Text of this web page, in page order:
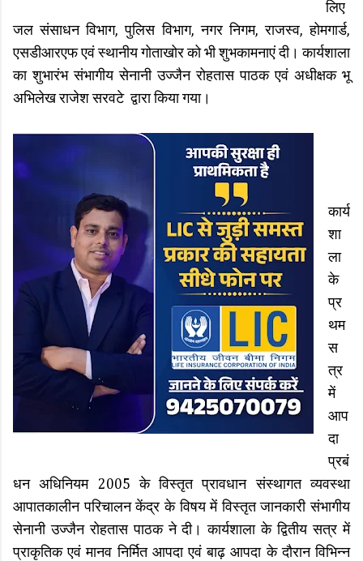
लिए
जल संसाधन विभाग, पुलिस विभाग, नगर निगम, राजस्व, होमगार्ड,
एसडीआरएफ एवं स्थानीय गोताखोर को भी शुभकामनाएं दी। कार्यशाला
का शुभारंभ संभागीय सेनानी उज्जैन रोहतास पाठक एवं अधीक्षक भू
अभिलेख राजेश सरवटे द्वारा किया गया।
कार्य
शा
ला
के
प्र
थम
स
त्र
में
आप
दा
प्रबं
धन अधिनियम 2005 के विस्तृत प्रावधान संस्थागत व्यवस्था
आपातकालीन परिचालन केंद्र के विषय में विस्तृत जानकारी संभागीय
सेनानी उज्जैन रोहतास पाठक ने दी। कार्यशाला के द्वितीय सत्र में
प्राकृतिक एवं मानव निर्मित आपदा एवं बाढ़ आपदा के दौरान विभिन्न